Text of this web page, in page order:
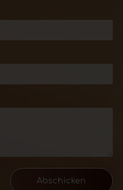
Abschicken